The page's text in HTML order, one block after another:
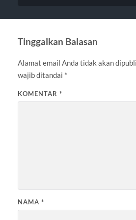
Tinggalkan Balasan
Alamat email Anda tidak akan
wajib ditandai *
KOMENTAR *
NAMA *